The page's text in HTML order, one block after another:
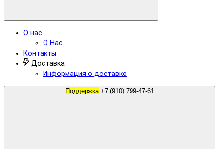
О нас
О Нас
Контакты
Доставка
Информация о доставке
Поддержка +7 (910) 799-47-61